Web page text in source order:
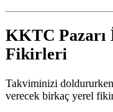
KKTC Pazarı
Fikirleri
Takviminizi doldururken
verecek birkaç yerel